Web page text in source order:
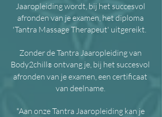
Jaaropleiding wordt, bij het succesvol
afronden van je examen, het diploma
'Tantra Massage Therapeut' uitgereikt.
Zonder de Tantra Jaaropleiding van
Body2chill® ontvang je, bij het succesvol
afronden van je examen, een certificaat
van deelname.
*Aan onze Tantra Jaaropleiding kan je